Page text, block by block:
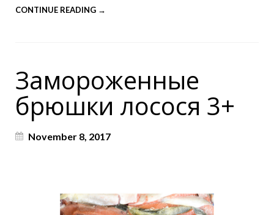
CONTINUE READING →
Замороженные
брюшки лосося 3+
November 8, 2017